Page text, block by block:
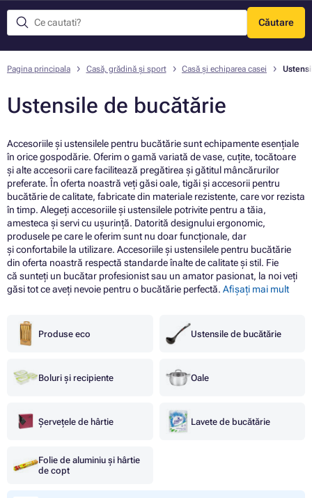
Căutare
Meniu
Pagina principala Casă, grădină și sport Casă și echiparea casei
Ustensile de bucătărie
Accesoriile și ustensilele pentru bucătărie sunt echipamente esențiale
în orice gospodărie. Oferim o gamă variată de vase, cuțite, tocătoare
și alte accesorii care facilitează pregătirea și gătitul mâncărurilor
preferate. În oferta noastră veți găsi oale, tigăi și accesorii pentru
bucătărie de calitate, fabricate din materiale rezistente, care vor rezista
în timp. Alegeți accesoriile și ustensilele potrivite pentru a tăia,
amesteca și servi cu ușurință. Datorită designului ergonomic,
produsele pe care le oferim sunt nu doar funcționale, dar
și confortabile la utilizare. Accesoriile și ustensilele pentru bucătărie
din oferta noastră respectă standarde înalte de calitate și stil. Fie
că sunteți un bucătar profesionist sau un amator pasionat, la noi veți
găsi tot ce aveți nevoie pentru o bucătărie perfectă. Afișați mai mult
Produse eco Ustensile de bucătărie
Boluri și recipiente Oale
Șervețele de hârtie Lavete de bucătărie
Folie de aluminiu și hârtie
de copt